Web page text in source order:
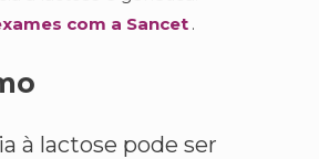
com a Sancet .
à lactose pode ser